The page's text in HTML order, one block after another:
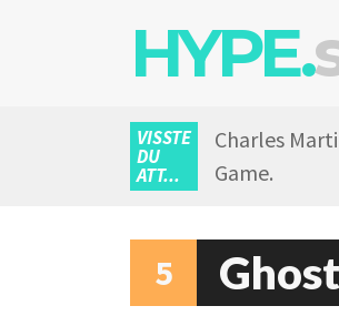
HYPE.
VISSTE
DU
ATT...
Charles
Game.
5